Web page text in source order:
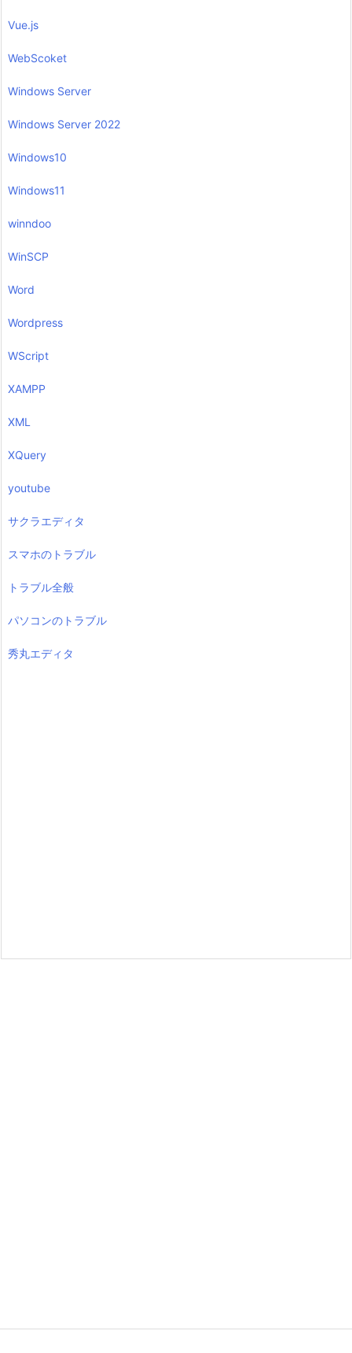
Vue.js
WebScoket
Windows Server
Windows Server 2022
Windows10
Windows11
winndoo
WinSCP
Word
Wordpress
WScript
XAMPP
XML
XQuery
youtube
サクラエディタ
スマホのトラブル
トラブル全般
パソコンのトラブル
秀丸エディタ